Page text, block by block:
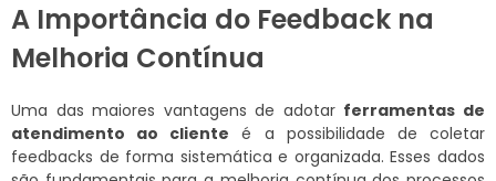
A Importância do Feedback na
Melhoria Contínua
Uma das maiores vantagens de adotar ferramentas de
atendimento ao cliente é a possibilidade de coletar
feedbacks de forma sistemática e organizada. Esses dados